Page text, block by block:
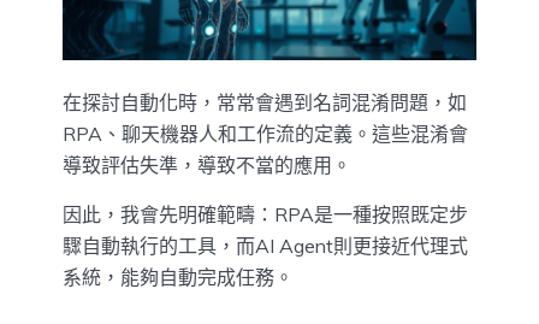
在探討自動化時，常常會遇到名詞混淆問題，如
RPA、聊天機器人和工作流的定義。這些混淆會
導致評估失準，導致不當的應用。
因此，我會先明確範疇：RPA是一種按照既定步
驟自動執行的工具，而AI Agent則更接近代理式
系統，能夠自動完成任務。